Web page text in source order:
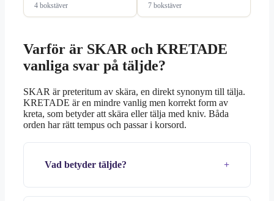
4 bokstäver 7 bokstäver
Varför är SKAR och KRETADE
vanliga svar på täljde?
SKAR är preteritum av skära, en direkt synonym till tälja.
KRETADE är en mindre vanlig men korrekt form av
kreta, som betyder att skära eller tälja med kniv. Båda
orden har rätt tempus och passar i korsord.
Vad betyder täljde?